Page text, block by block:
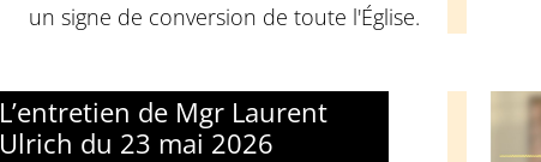
un signe de conversion de toute l'Église.
L’entretien de Mgr Laurent
Ulrich du 23 mai 2026